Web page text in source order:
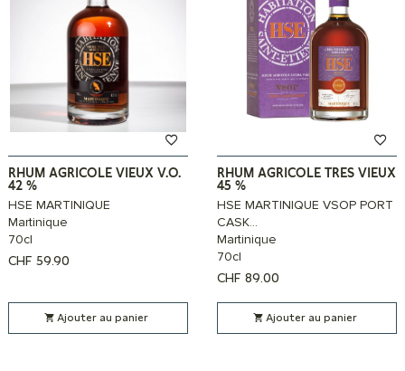
RHUM AGRICOLE VIEUX V.O.
42 %
HSE MARTINIQUE
Martinique
70cl
CHF 59.90
Ajouter au panier
RHUM AGRICOLE TRES VIEUX
45 %
HSE MARTINIQUE VSOP PORT
CASK...
Martinique
70cl
CHF 89.00
Ajouter au panier